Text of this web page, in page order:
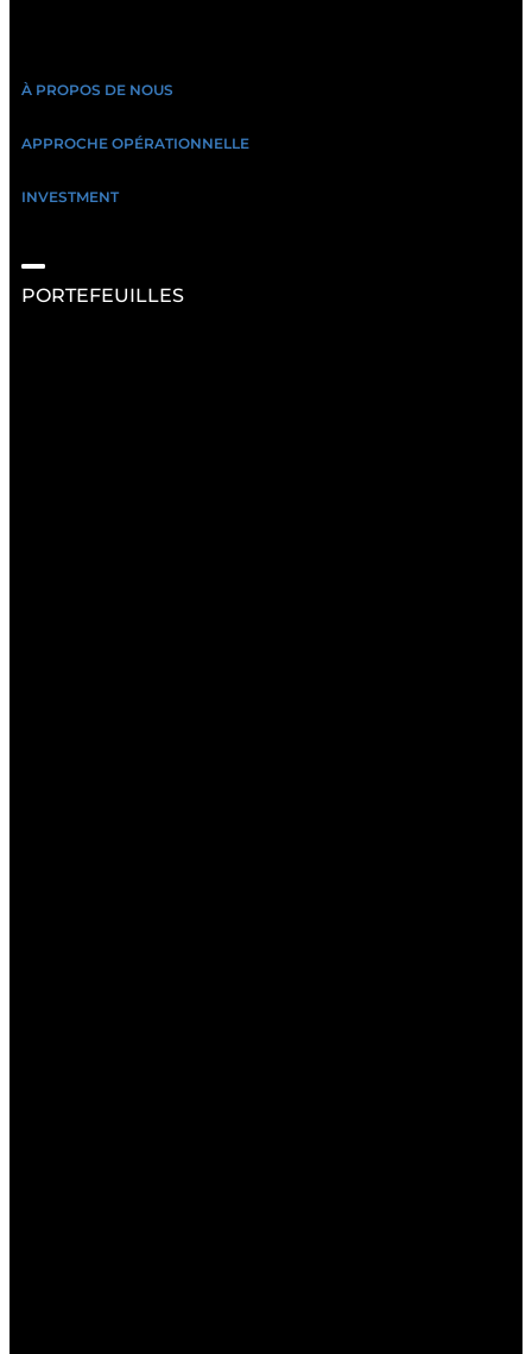
À PROPOS DE NOUS
APPROCHE OPÉRATIONNELLE
INVESTMENT
PORTEFEUILLES